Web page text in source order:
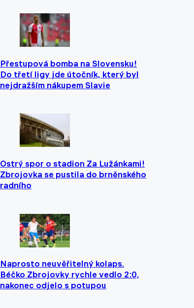
Přestupová bomba na Slovensku!
Do třetí ligy jde útočník, který byl
nejdražším nákupem Slavie
Ostrý spor o stadion Za Lužánkami!
Zbrojovka se pustila do brněnského
radního
Naprosto neuvěřitelný kolaps.
Béčko Zbrojovky rychle vedlo 2:0,
nakonec odjelo s potupou